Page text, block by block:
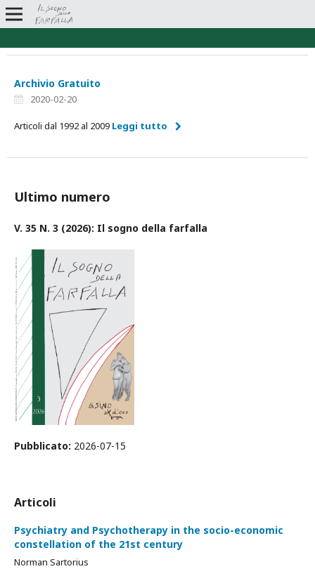
Archivio Gratuito
2020-02-20
Articoli dal 1992 al 2009 Leggi tutto
Ultimo numero
V. 35 N. 3 (2026): Il sogno della farfalla
Pubblicato: 2026-07-15
Articoli
Psychiatry and Psychotherapy in the socio-economic
constellation of the 21st century
Norman Sartorius